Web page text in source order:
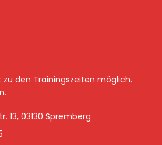
den Trainingszeiten möglich.
13, 03130 Spremberg